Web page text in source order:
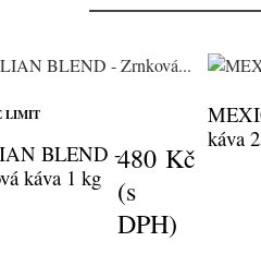
LIMIT
BLEND -
káva 1 kg
480 Kč
(s
DPH)
káva